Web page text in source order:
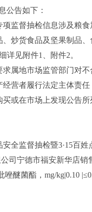
公告如下：
督抽检信息涉及粮食
炒货食品及坚果制品
详见附件1、附件2。
地市场监管部门对不
营者履行法定主体责任
在市场上发现公告所
监督抽检暨3·15百姓
宁德市福安新华店销
唑醚菌酯，mg/kg|0.10